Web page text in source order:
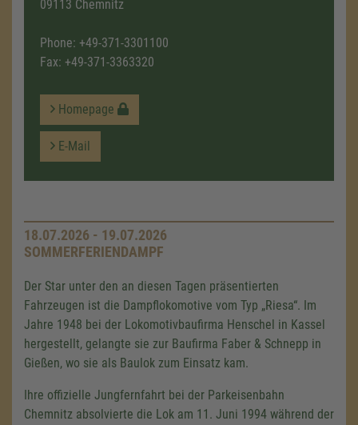
09113 Chemnitz
Phone: +49-371-3301100
Fax: +49-371-3363320
Homepage
E-Mail
18.07.2026 - 19.07.2026
SOMMERFERIENDAMPF
Der Star unter den an diesen Tagen präsentierten
Fahrzeugen ist die Dampflokomotive vom Typ „Riesa“. Im
Jahre 1948 bei der Lokomotivbaufirma Henschel in Kassel
hergestellt, gelangte sie zur Baufirma Faber & Schnepp in
Gießen, wo sie als Baulok zum Einsatz kam.
Ihre offizielle Jungfernfahrt bei der Parkeisenbahn
Chemnitz absolvierte die Lok am 11. Juni 1994 während der